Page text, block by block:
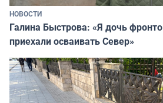
НОВОСТИ
Галина Быстрова: «Я дочь
приехали осваивать Север»